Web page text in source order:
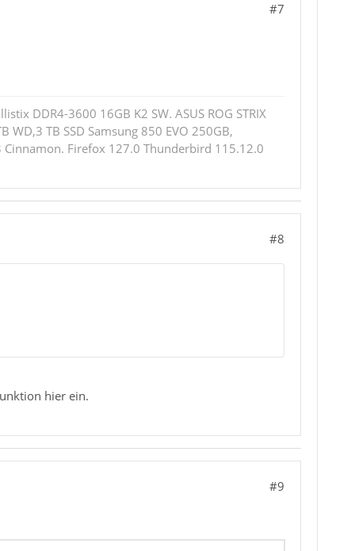
#7
DDR4-3600 16GB K2 SW. ASUS ROG STRIX
WD,3 TB SSD Samsung 850 EVO 250GB,
Cinnamon. Firefox 127.0 Thunderbird 115.12.0
#8
hier ein.
#9